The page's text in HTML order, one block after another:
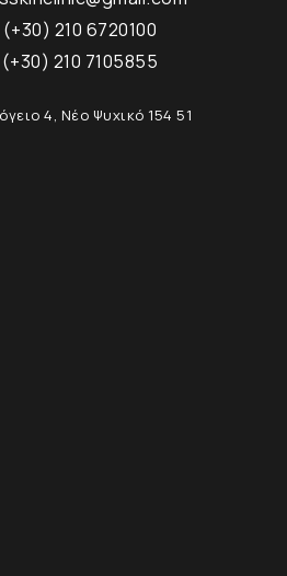
(+30) 210 6720100
(+30) 210 7105855
4, Νέο Ψυχικό 154 51